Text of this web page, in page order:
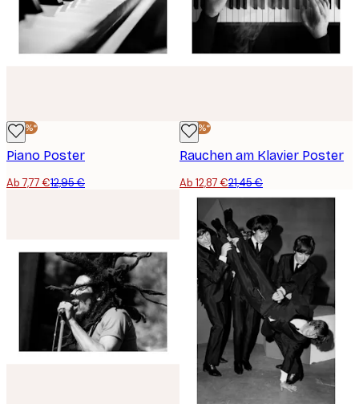
-40%*
Piano Poster
Ab 7,77 €12,95 €
-40%*
Rauchen am Klavier Poster
Ab 12,87 €21,45 €